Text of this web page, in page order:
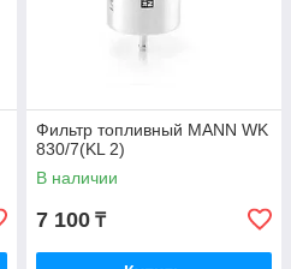
Фильтр топливный MANN WK
830/7(KL 2)
В наличии
7 100 ₸